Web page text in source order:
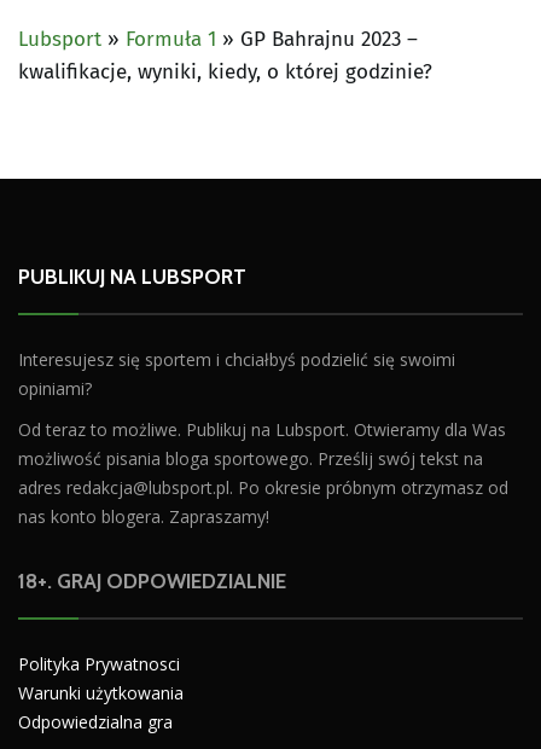
Lubsport » Formuła 1 » GP Bahrajnu 2023 –
kwalifikacje, wyniki, kiedy, o której godzinie?
PUBLIKUJ NA LUBSPORT
Interesujesz się sportem i chciałbyś podzielić się swoimi
opiniami?
Od teraz to możliwe. Publikuj na Lubsport. Otwieramy dla Was
możliwość pisania bloga sportowego. Prześlij swój tekst na
adres redakcja@lubsport.pl. Po okresie próbnym otrzymasz od
nas konto blogera. Zapraszamy!
18+. GRAJ ODPOWIEDZIALNIE
Polityka Prywatnosci
Warunki użytkowania
Odpowiedzialna gra